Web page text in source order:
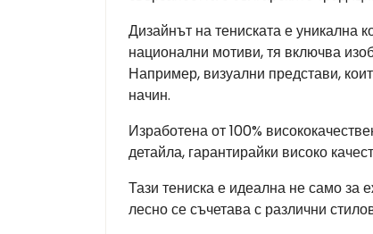
Дизайнът на тениската е уникална
национални мотиви, тя включва
Например, визуални представи,
начин.
Изработена от 100%
детайла, гарантирайки високо
Тази тениска е идеална не само за
лесно се съчетава с различни